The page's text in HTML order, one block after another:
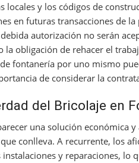
y los códigos de
en futuras transacciones de
autorización no serán
la obligación de rehacer el
fontanería por uno mismo
de considerar la
del Bricolaje en
una solución económica
conlleva. A recurrente, los
y reparaciones, lo